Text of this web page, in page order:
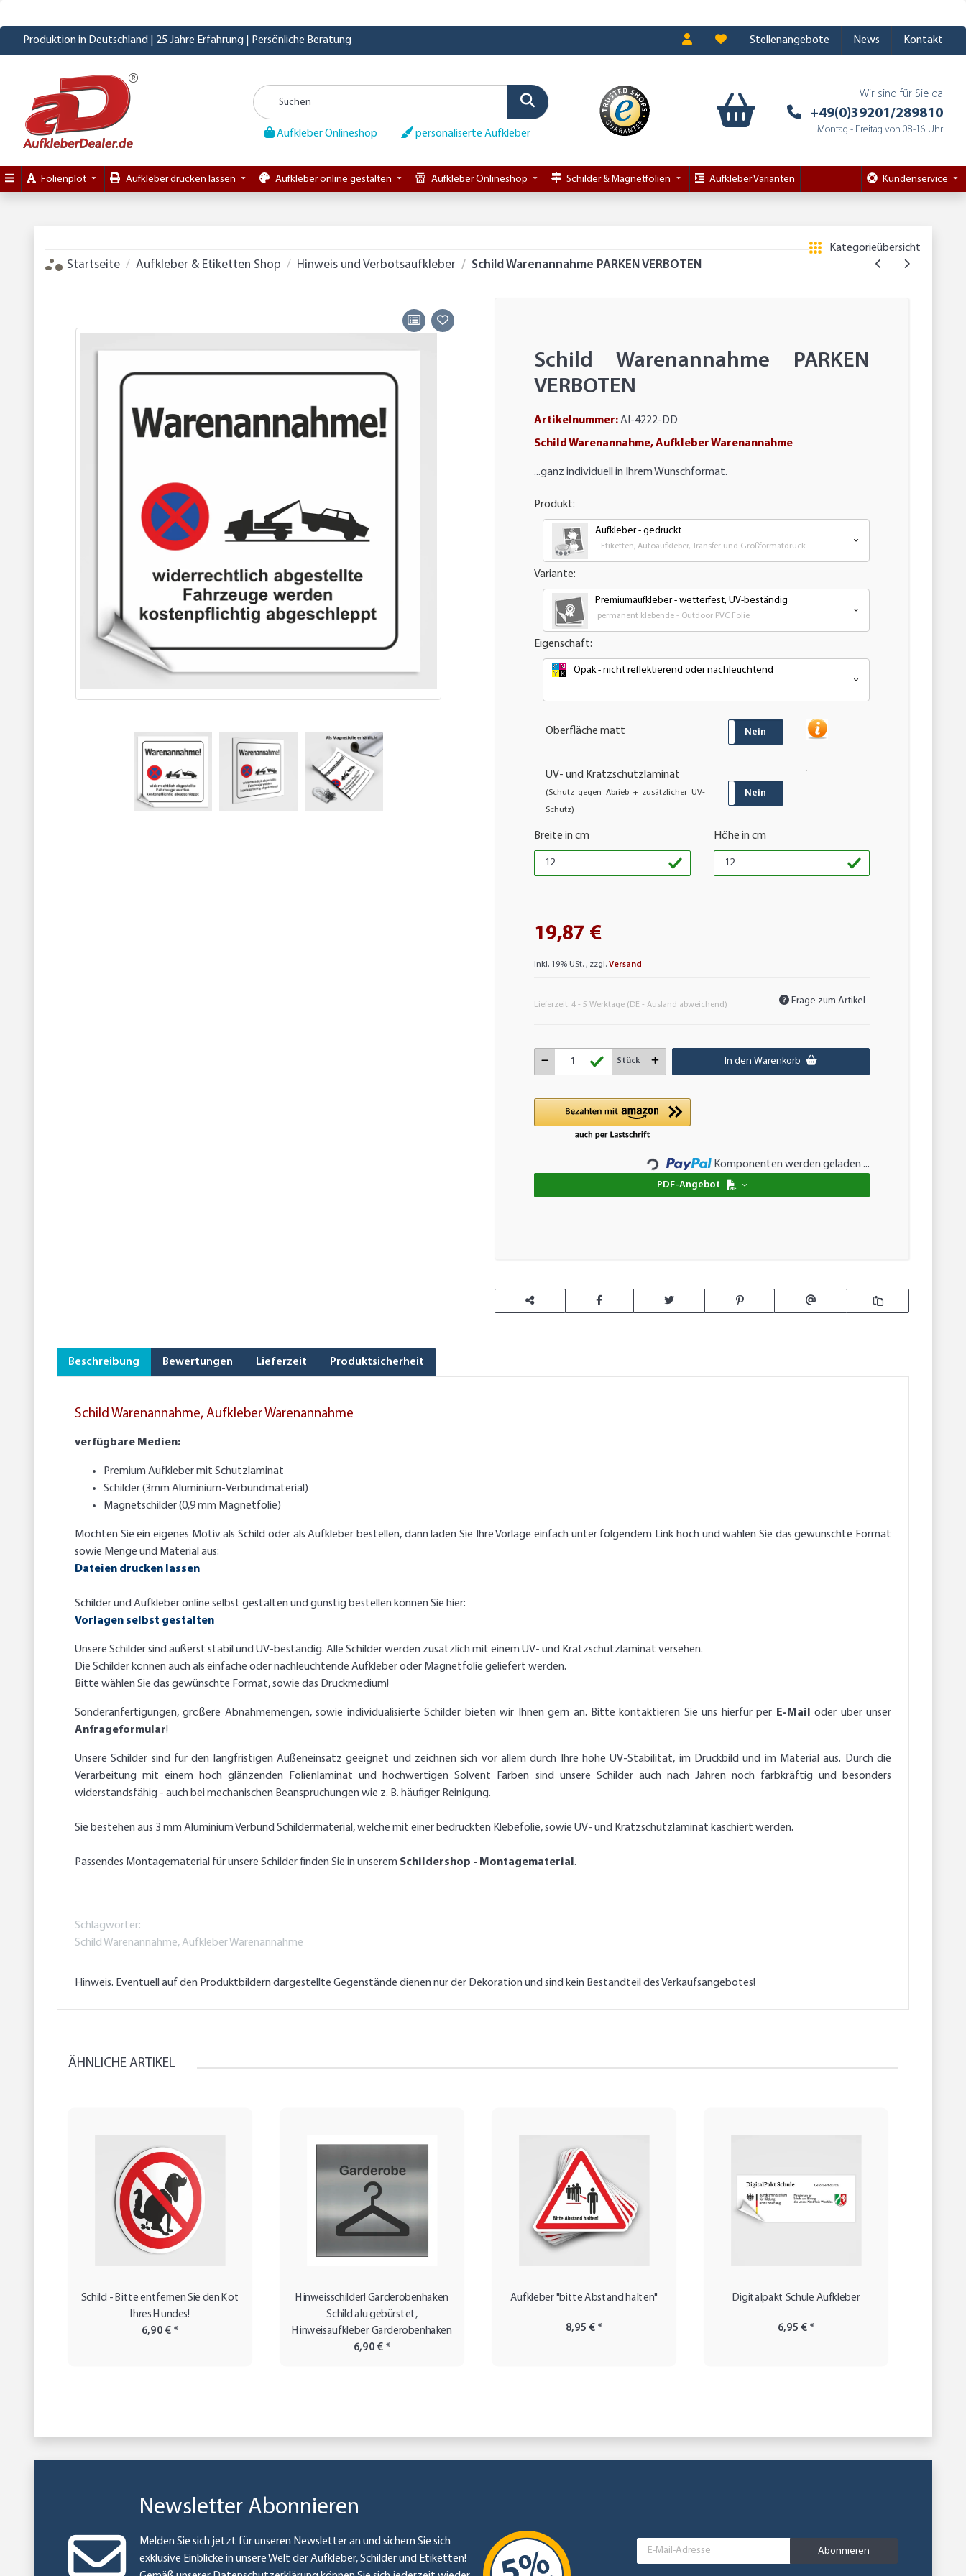
Produktion in Deutschland | 25 Jahre Erfahrung | Persönliche Beratung Stellenangebote News Kontakt
Aufkleber Onlineshop personaliserte Aufkleber
Wir sind für Sie da
+49(0)39201/289810
Montag - Freitag von 08-16 Uhr
Folienplot Aufkleber drucken lassen Aufkleber online gestalten Aufkleber Onlineshop Schilder & Magnetfolien Aufkleber Varianten Kundenservice
Startseite Aufkleber & Etiketten Shop Hinweis und Verbotsaufkleber Schild Warenannahme PARKEN VERBOTEN
Kategorieübersicht
Schild Warenannahme PARKEN
VERBOTEN
Artikelnummer:AI-4222-DD
Schild Warenannahme, Aufkleber Warenannahme
...ganz individuell in Ihrem Wunschformat.
Produkt:
Aufkleber - gedruckt
Etiketten, Autoaufkleber, Transfer und Großformatdruck
Variante:
Premiumaufkleber - wetterfest, UV-beständig
permanent klebende - Outdoor PVC Folie
Eigenschaft:
Opak - nicht reflektierend oder nachleuchtend
Oberfläche matt Nein
UV- und Kratzschutzlaminat
(Schutz gegen Abrieb + zusätzlicher UV-
Schutz)
JA Nein
Breite in cm Höhe in cm
19,87 €
inkl. 19% USt. , zzgl. Versand
Lieferzeit: 4 - 5 Werktage (DE - Ausland abweichend) Frage zum Artikel
Stück In den Warenkorb
Loading...
Komponenten werden geladen ...
PDF-Angebot
Beschreibung Bewertungen Lieferzeit Produktsicherheit
Schild Warenannahme, Aufkleber Warenannahme
verfügbare Medien:
Premium Aufkleber mit Schutzlaminat
Schilder (3mm Aluminium-Verbundmaterial)
Magnetschilder (0,9 mm Magnetfolie)
Möchten Sie ein eigenes Motiv als Schild oder als Aufkleber bestellen, dann laden Sie Ihre Vorlage einfach unter folgendem Link hoch und wählen Sie das gewünschte Format
sowie Menge und Material aus:
Dateien drucken lassen
Schilder und Aufkleber online selbst gestalten und günstig bestellen können Sie hier:
Vorlagen selbst gestalten
Unsere Schilder sind äußerst stabil und UV-beständig. Alle Schilder werden zusätzlich mit einem UV- und Kratzschutzlaminat versehen.
Die Schilder können auch als einfache oder nachleuchtende Aufkleber oder Magnetfolie geliefert werden.
Bitte wählen Sie das gewünschte Format, sowie das Druckmedium!
Sonderanfertigungen, größere Abnahmemengen, sowie individualisierte Schilder bieten wir Ihnen gern an. Bitte kontaktieren Sie uns hierfür per E-Mail
oder über unser
Anfrageformular!
Unsere Schilder sind für den langfristigen Außeneinsatz geeignet und zeichnen sich vor allem durch Ihre hohe UV-Stabilität, im Druckbild und im Material aus. Durch die
Verarbeitung mit einem hoch glänzenden Folienlaminat und hochwertigen Solvent Farben sind unsere Schilder auch nach Jahren noch farbkräftig und besonders
widerstandsfähig - auch bei mechanischen Beanspruchungen wie z. B. häufiger Reinigung.
Sie bestehen aus 3 mm Aluminium Verbund Schildermaterial, welche mit einer bedruckten Klebefolie, sowie UV- und Kratzschutzlaminat kaschiert werden.
Passendes Montagematerial für unsere Schilder finden Sie in unserem Schildershop - Montagematerial .
Schlagwörter:
Schild Warenannahme, Aufkleber Warenannahme
Hinweis. Eventuell auf den Produktbildern dargestellte Gegenstände dienen nur der Dekoration und sind kein Bestandteil des Verkaufsangebotes!
ÄHNLICHE ARTIKEL
Schild - Bitte entfernen Sie den Kot
Ihres Hundes!
6,90 € *
Hinweisschilder! Garderobenhaken
Schild alu gebürstet,
Hinweisaufkleber Garderobenhaken
6,90 € *
Aufkleber "bitte Abstand halten"
8,95 € *
Digitalpakt Schule Aufkleber
6,95 € *
Newsletter Abonnieren
Melden Sie sich jetzt für unseren Newsletter an und sichern Sie sich
exklusive Einblicke in unsere Welt der Aufkleber, Schilder und Etiketten!
Abonnieren